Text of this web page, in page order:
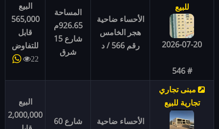
للبيع
2026-07-20
# 546
الأحساء ضاحية
هجر الخامس
رقم 566 / د
المساحة
926.65م
شارع 15
شرق
البيع
565,000
قابل
للتفاوض
22
مبنى تجاري
تجارية للبيع
الأحساء ضاحية
شارع 60
البيع
2,000,000